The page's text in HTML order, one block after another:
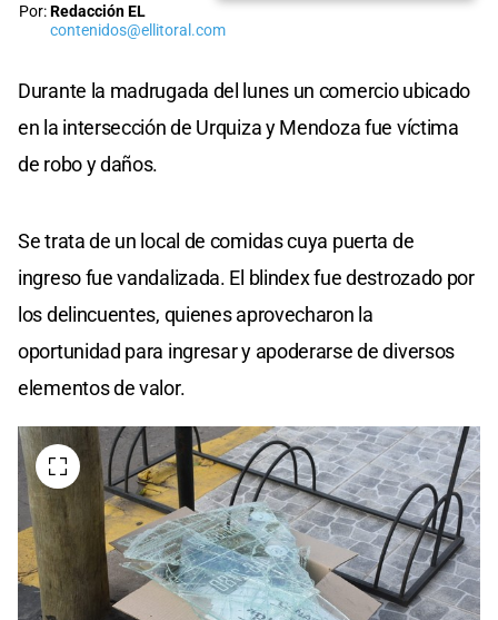
Por:Redacción EL
contenidos@ellitoral.com
Durante la madrugada del lunes un comercio ubicado
en la intersección de Urquiza y Mendoza fue víctima
de robo y daños.
Se trata de un local de comidas cuya puerta de
ingreso fue vandalizada. El blindex fue destrozado por
los delincuentes, quienes aprovecharon la
oportunidad para ingresar y apoderarse de diversos
elementos de valor.